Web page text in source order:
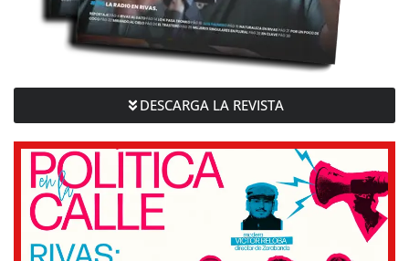
DESCARGA LA REVISTA